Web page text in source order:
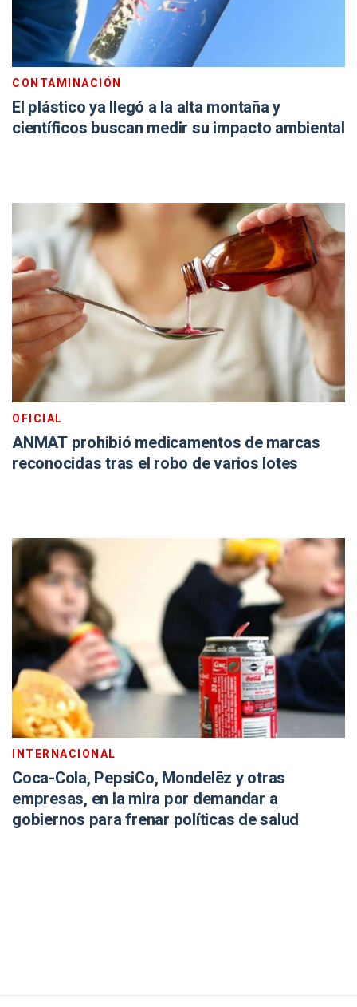
CONTAMINACIÓN
El plástico ya llegó a la alta montaña y
científicos buscan medir su impacto ambiental
OFICIAL
ANMAT prohibió medicamentos de marcas
reconocidas tras el robo de varios lotes
INTERNACIONAL
Coca-Cola, PepsiCo, Mondelēz y otras
empresas, en la mira por demandar a
gobiernos para frenar políticas de salud